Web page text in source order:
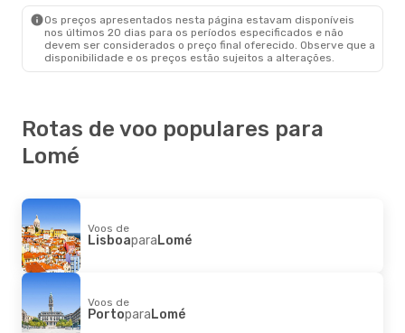
Os preços apresentados nesta página estavam disponíveis
nos últimos 20 dias para os períodos especificados e não
devem ser considerados o preço final oferecido. Observe que a
disponibilidade e os preços estão sujeitos a alterações.
Rotas de voo populares para
Lomé
Voos de
LisboaparaLomé
Voos de
PortoparaLomé